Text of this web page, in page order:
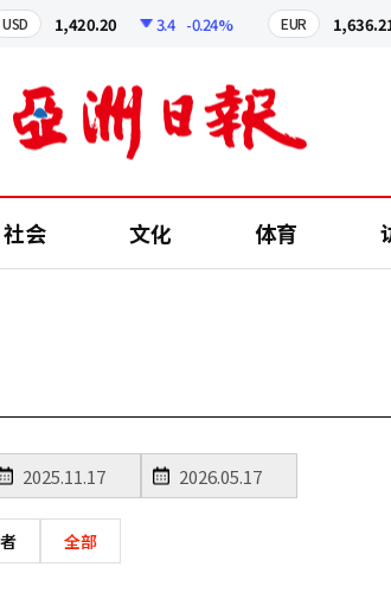
1,420.20 3.4 -0.24% EUR 1,636.21
社会 文化 体育
全部